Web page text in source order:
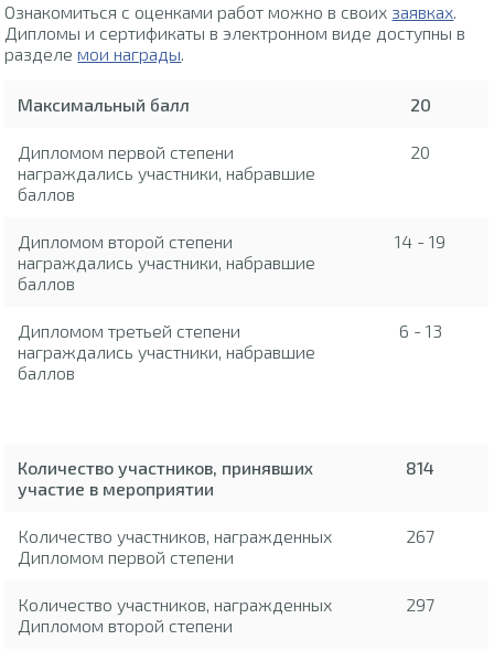
Ознакомиться с оценками работ можно в своих заявках.
Дипломы и сертификаты в электронном виде доступны в
разделемои награды.
Максимальный балл 20
Дипломом первой степени
награждались участники, набравшие
баллов
20
Дипломом второй степени
награждались участники, набравшие
баллов
14 - 19
Дипломом третьей степени
награждались участники, набравшие
баллов
6 - 13
Количество участников, принявших
участие в мероприятии
814
Количество участников, награжденных
Дипломом первой степени
267
Количество участников, награжденных
Дипломом второй степени
297